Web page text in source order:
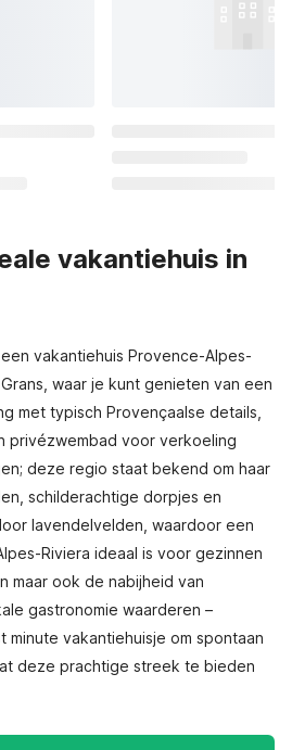
vakantiehuis in
vakantiehuis Provence-Alpes-
waar je kunt genieten van een
met typisch Provençaalse details,
privézwembad voor verkoeling
deze regio staat bekend om haar
schilderachtige dorpjes en
lavendelvelden, waardoor een
Riviera ideaal is voor gezinnen
maar ook de nabijheid van
gastronomie waarderen –
vakantiehuisje om spontaan
deze prachtige streek te bieden